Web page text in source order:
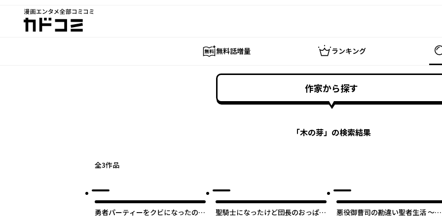
漫画エンタメ全部コミコミ
カドコミ
無料話増量 ランキング
作家から探す
「木の芽」の検索結果
全3作品
勇者パーティーをクビになったので
聖騎士になったけど団長のおっぱい
悪役御曹司の勘違い聖者生活 ～二